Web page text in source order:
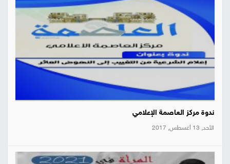
ندوة مركز العاصمة الإعلامي
الأحد, 13 أغسطس, 2017